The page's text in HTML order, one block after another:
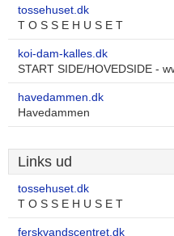
tossehuset.dk
T O S S E H U S E T
koi-dam-kalles.dk
START SIDE/HOVEDSIDE -
havedammen.dk
Havedammen
Links ud
tossehuset.dk
T O S S E H U S E T
ferskvandscentret.dk